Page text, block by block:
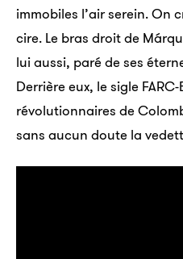
immobiles l’air serein. On
cire. Le bras droit de
lui aussi, paré de ses
Derrière eux, le sigle
révolutionnaires de
sans aucun doute la